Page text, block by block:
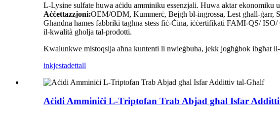
L-Lysine sulfate huwa aċidu amminiku essenzjali. Huwa aktar
Aċċettazzjoni:OEM/ODM, Kummerċ, Bejgħ bl-ingrossa, Lest għall-ġarr,
Għandna ħames fabbriki tagħna stess fiċ-Ċina, iċċertifikati FAMI-QS/
il-kwalità għolja tal-prodotti.
Kwalunkwe mistoqsija aħna kuntenti li nwieġbuha, jekk jogħġbok ibgħat
inkjestadettall
Aċidi Amminiċi L-Triptofan Trab Abjad għal Isfar